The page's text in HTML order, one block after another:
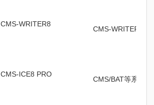
CMS-WRITER8
CMS-WRITER8
CMS-ICE8 PRO
CMS/BAT等系列